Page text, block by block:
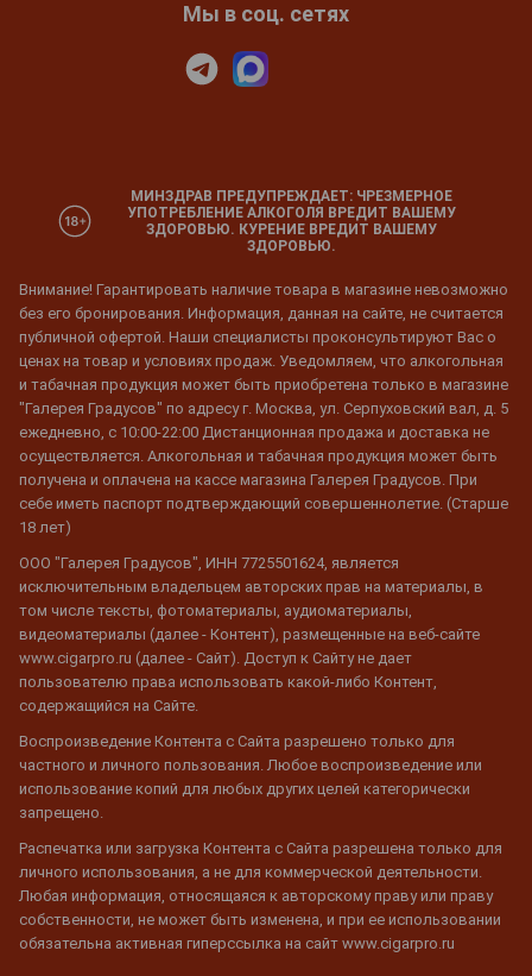
Мы в соц. сетях
МИНЗДРАВ ПРЕДУПРЕЖДАЕТ: ЧРЕЗМЕРНОЕ
УПОТРЕБЛЕНИЕ АЛКОГОЛЯ ВРЕДИТ ВАШЕМУ
ЗДОРОВЬЮ. КУРЕНИЕ ВРЕДИТ ВАШЕМУ
ЗДОРОВЬЮ.
Внимание! Гарантировать наличие товара в магазине невозможно
без его бронирования. Информация, данная на сайте, не считается
публичной офертой. Наши специалисты проконсультируют Вас о
ценах на товар и условиях продаж. Уведомляем, что алкогольная
и табачная продукция может быть приобретена только в магазине
"Галерея Градусов" по адресу г. Москва, ул. Серпуховский вал, д. 5
ежедневно, с 10:00-22:00 Дистанционная продажа и доставка не
осуществляется. Алкогольная и табачная продукция может быть
получена и оплачена на кассе магазина Галерея Градусов. При
себе иметь паспорт подтверждающий совершеннолетие. (Старше
18 лет)
ООО "Галерея Градусов", ИНН 7725501624, является
исключительным владельцем авторских прав на материалы, в
том числе тексты, фотоматериалы, аудиоматериалы,
видеоматериалы (далее - Контент), размещенные на веб-сайте
www.cigarpro.ru (далее - Сайт). Доступ к Сайту не дает
пользователю права использовать какой-либо Контент,
содержащийся на Сайте.
Воспроизведение Контента с Сайта разрешено только для
частного и личного пользования. Любое воспроизведение или
использование копий для любых других целей категорически
запрещено.
Распечатка или загрузка Контента с Сайта разрешена только для
личного использования, а не для коммерческой деятельности.
Любая информация, относящаяся к авторскому праву или праву
собственности, не может быть изменена, и при ее использовании
обязательна активная гиперссылка на сайт www.cigarpro.ru